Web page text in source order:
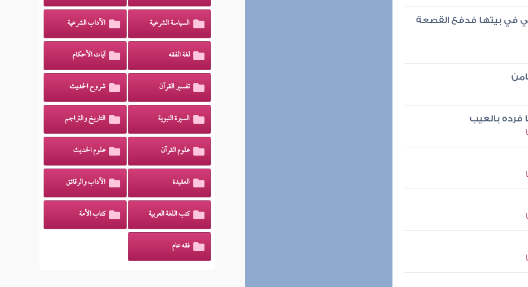
في بيتها فدفع القصعة
فرده بالعيب
السياسة الشرعية الآداب الشرعية
لغة الفقه آيات الأحكام
تفسير القرآن شروح الحديث
السيرة النبوية التاريخ والتراجم
علوم القرآن علوم الحديث
العقيدة الآداب والرقائق
كتب اللغة العربية كتاب الأمة
فقه عام